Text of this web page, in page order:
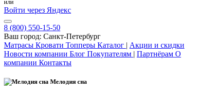
или
Войти через Яндекс
8 (800) 550-15-50
Ваш город: Санкт-Петербург
Матрасы Кровати Топперы Каталог | Акции и скидки
Новости компании Блог Покупателям | Партнёрам О
компании Контакты
Мелодия сна